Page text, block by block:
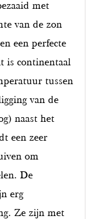
met
van de zon
een perfecte
is continentaal
tussen
van de
naast het
een zeer
om
De
erg
Ze zijn met